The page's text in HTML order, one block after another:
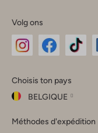
Volg ons
Instagram
Facebook
TikTok
Choisis ton pays
BELGIQUE
ton
Fermer
Méthodes d'expédition